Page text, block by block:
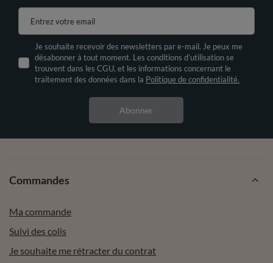
Entrez votre email
Je souhaite recevoir des newsletters par e-mail. Je peux me
désabonner à tout moment. Les conditions d’utilisation se
trouvent dans les CGU, et les informations concernant le
traitement des données dans la Politique de confidentialité.
Abonner
Commandes
Ma commande
Suivi des colis
Je souhaite me rétracter du contrat